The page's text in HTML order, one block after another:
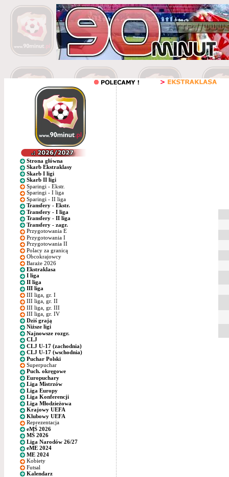
Strona główna
Skarb Ekstraklasy
Skarb I ligi
Skarb II ligi
Sparingi - Ekstr.
Sparingi - I liga
Sparingi - II liga
Transfery - Ekstr.
Transfery - I liga
Transfery - II liga
Transfery - zagr.
Przygotowania E
Przygotowania I
Przygotowania II
Polacy za granicą
Obcokrajowcy
Baraże 2026
Ekstraklasa
I liga
II liga
III liga
III liga, gr. I
III liga, gr. II
III liga, gr. III
III liga, gr. IV
Dziś grają
Niższe ligi
Najnowsze rozgr.
CLJ
CLJ U-17 (zachodnia)
CLJ U-17 (wschodnia)
Puchar Polski
Superpuchar
Puch. okręgowe
Europuchary
Liga Mistrzów
Liga Europy
Liga Konferencji
Liga Młodzieżowa
Krajowy UEFA
Klubowy UEFA
Reprezentacja
eMŚ 2026
MŚ 2026
Liga Narodów 26/27
eME 2024
ME 2024
Kobiety
Futsal
Kalendarz